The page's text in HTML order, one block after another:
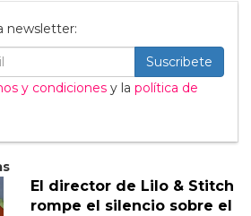
newsletter:
Suscribete
y condiciones y la política de
El director de Lilo & Stitch
rompe el silencio sobre el